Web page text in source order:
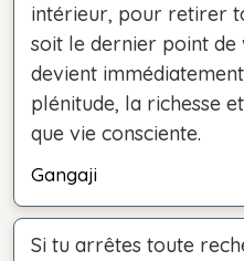
intérieur, pour retirer
soit le dernier point
devient
plénitude, la richesse
que vie consciente.
Gangaji
Si tu arrêtes toute